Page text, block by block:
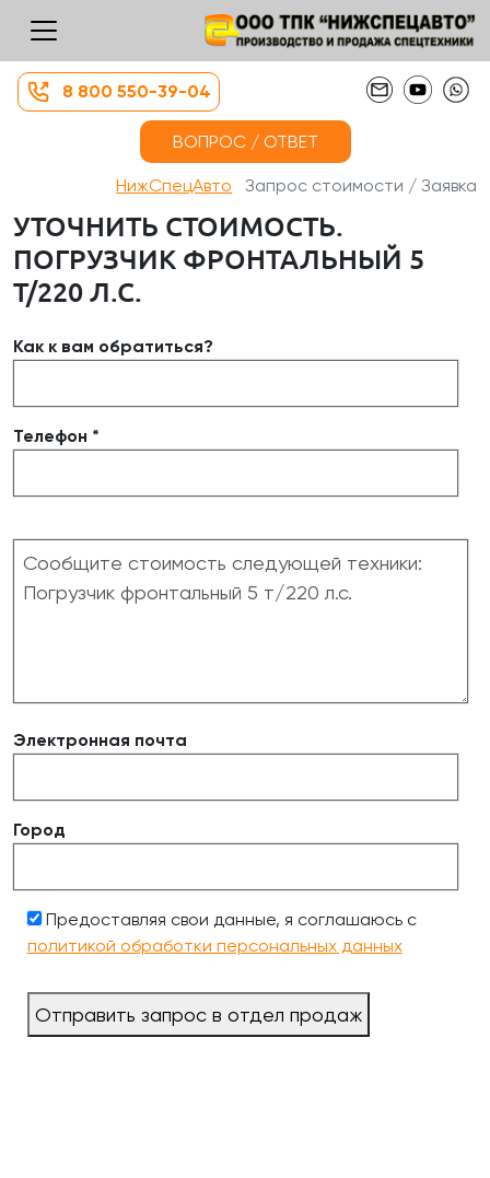
8 800 550-39-04
ВОПРОС / ОТВЕТ
НижСпецАвто Запрос стоимости / Заявка
УТОЧНИТЬ СТОИМОСТЬ.
ПОГРУЗЧИК ФРОНТАЛЬНЫЙ 5
Т/220 Л.С.
Как к вам обратиться?
Телефон *
Электронная почта
Город
Предоставляя свои данные, я соглашаюсь с
политикой обработки персональных данных
Отправить запрос в отдел продаж